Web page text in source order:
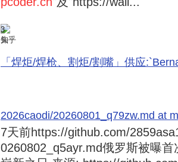
3
知乎
「焊炬/焊枪、割炬/割嘴」供应
2026caodi/20260801_q79zw.md at
7天前https://github.com/
0260802_q5ayr.md俄罗斯被曝